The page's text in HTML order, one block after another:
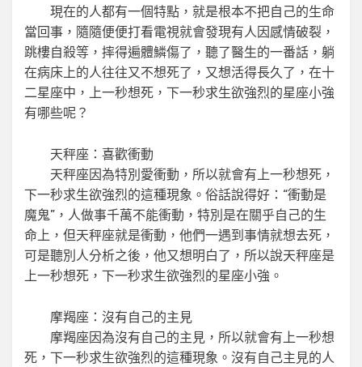
現在的人都有一個特點，就是根本不把自己的生命
當回事，隨隨便便打看電視就會發現有人因感情破裂，
跳樓自殺等，摔得遍體鱗傷了，聽了醫生的一番話，躺
在病床上的人往往又不想死了，又想活得長久了，在十
二星座中，上一秒想死，下一秒求生欲強烈的星座小強
有哪些呢？
天秤座：喜歡衝動
天秤座因為特別愛衝動，所以就會有上一秒想死，
下一秒求生欲強烈的這種現象。俗話說得好：“衝動是
魔鬼”，人做事千萬不能衝動，特別是在關乎自己的生
命上，但天秤座就是衝動，他們一遇到事情就想去死，
可是聽別人分析之後，他又想明白了，所以說天秤座是
上一秒想死，下一秒求生欲強烈的星座小強。
摩羯座：沒有自己的主見
摩羯座因為沒有自己的主見，所以就會有上一秒想
死，下一秒求生欲強烈的這種現象。沒有自己主見的人